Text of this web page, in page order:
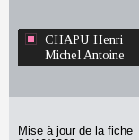
CHAPU Henri
Michel Antoine
Mise à jour de la fiche